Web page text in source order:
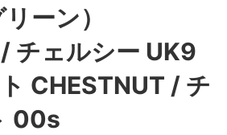
ーン）
チェルシー UK9
CHESTNUT / チ
00s